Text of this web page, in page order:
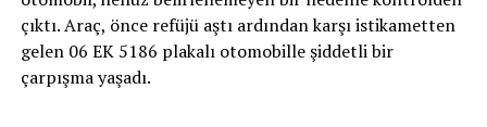
çıktı. Araç, önce refüjü aştı ardından karşı istikametten
gelen 06 EK 5186 plakalı otomobille şiddetli bir
çarpışma yaşadı.